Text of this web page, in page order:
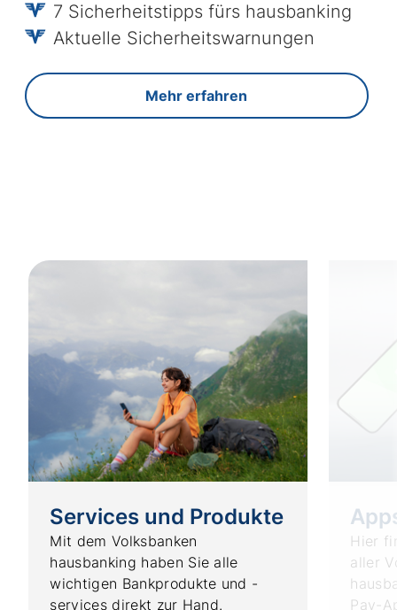
7 Sicherheitstipps fürs hausbanking
Aktuelle Sicherheitswarnungen
Mehr erfahren
Services und Produkte
Mit dem Volksbanken
hausbanking haben Sie alle
wichtigen Bankprodukte und -
services direkt zur Hand.
Hier
aller
Pay-